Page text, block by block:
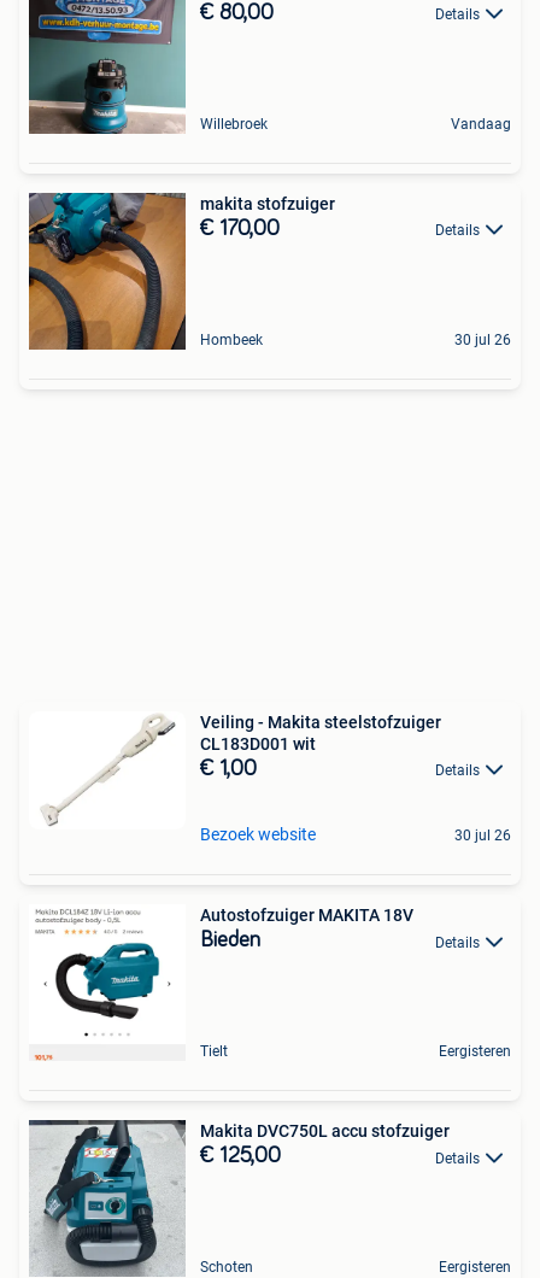
€ 80,00 Details
Willebroek Vandaag
makita stofzuiger
€ 170,00 Details
Hombeek 30 jul 26
Veiling - Makita steelstofzuiger
CL183D001 wit
€ 1,00 Details
Bezoek website 30 jul 26
Autostofzuiger MAKITA 18V
Bieden Details
Tielt Eergisteren
Makita DVC750L accu stofzuiger
€ 125,00 Details
Schoten Eergisteren